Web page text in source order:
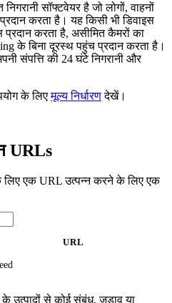
सॉफ्टवेयर है जो लोगों, वाहनों
करता है। यह किसी भी डिवाइस
करता है, असीमित कैमरों का
के बिना दूरस्थ पहुंच प्रदान करता है।
संपत्ति की 24 घंटे निगरानी और
के लिएमूल्य निर्धारणदेखें।
URLs
एक URL उत्पन्न करने के लिए एक
URL
उत्पादों से कोई संबंध, जुड़ाव या